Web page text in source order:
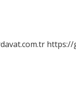
https://